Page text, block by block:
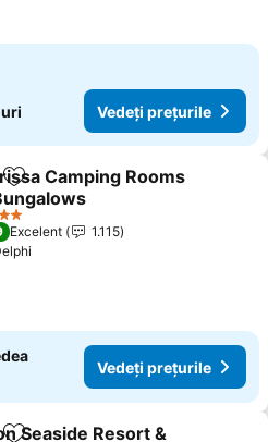
Vedeți prețurile
Adăugaţi la favorite
Camping Rooms
prețurile
Excelent
1.115
Vedeți prețurile
Seaside Resort &